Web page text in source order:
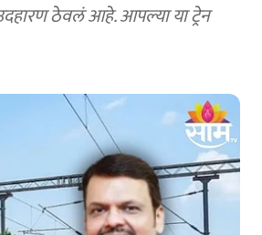
आहे. आपल्या या ट्रेन